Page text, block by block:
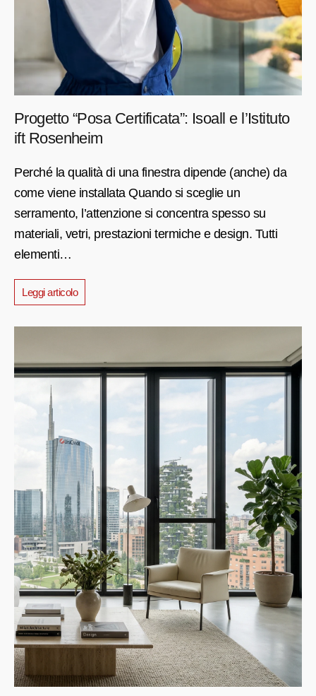
Progetto “Posa Certificata”: Isoall e l’Istituto
ift Rosenheim
Perché la qualità di una finestra dipende (anche) da
come viene installata Quando si sceglie un
serramento, l’attenzione si concentra spesso su
materiali, vetri, prestazioni termiche e design. Tutti
elementi…
Leggi articolo